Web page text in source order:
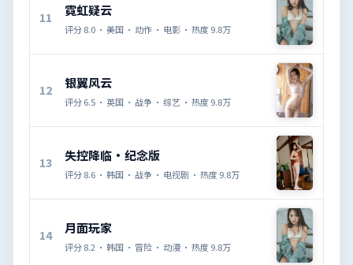
11 霓虹疑云
评分8.0 · 美国 · 动作 · 电影 · 热度9.8万
12 银翼风云
评分6.5 · 英国 · 战争 · 综艺 · 热度9.8万
13 失控降临·纪念版
评分8.6 · 韩国 · 战争 · 电视剧 · 热度9.8万
14 月面玩家
评分8.2 · 韩国 · 冒险 · 动漫 · 热度9.8万